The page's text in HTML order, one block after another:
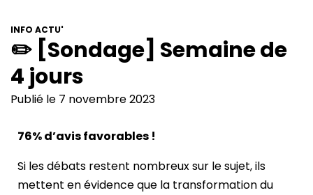
INFO ACTU'
✏️ [Sondage] Semaine de
4 jours
Publié le 7 novembre 2023
76% d’avis favorables !
Si les débats restent nombreux sur le sujet, ils
mettent en évidence que la transformation du